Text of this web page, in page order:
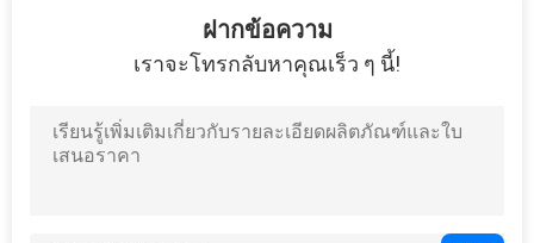
อินเทอร์เฟซสำหรับ
รถยนต์ Android
ฝากข้อความ
เราจะโทรกลับหาคุณเร็ว ๆ นี้!